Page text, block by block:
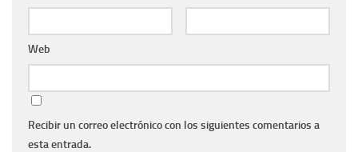
Web
Recibir un correo electrónico con los siguientes comentarios a
esta entrada.